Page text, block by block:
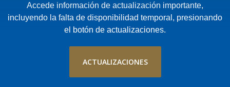
Accede información de actualización importante,
incluyendo la falta de disponibilidad temporal, presionando
el botón de actualizaciones.
ACTUALIZACIONES